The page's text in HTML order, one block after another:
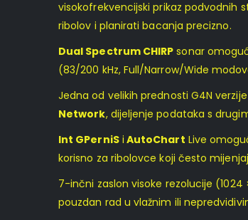
visokofrekvencijski prikaz podvodnih
ribolov i planirati bacanja precizno.
Dual Spectrum CHIRP sonar
(83/200 kHz, Full/Narrow/Wide
Jedna od velikih prednosti G4N
Network, dijeljenje podataka s
Int GPerniSi AutoChart Live
korisno za ribolovce koji često
7-inčni zaslon visoke rezolucije
pouzdan rad u vlažnim ili